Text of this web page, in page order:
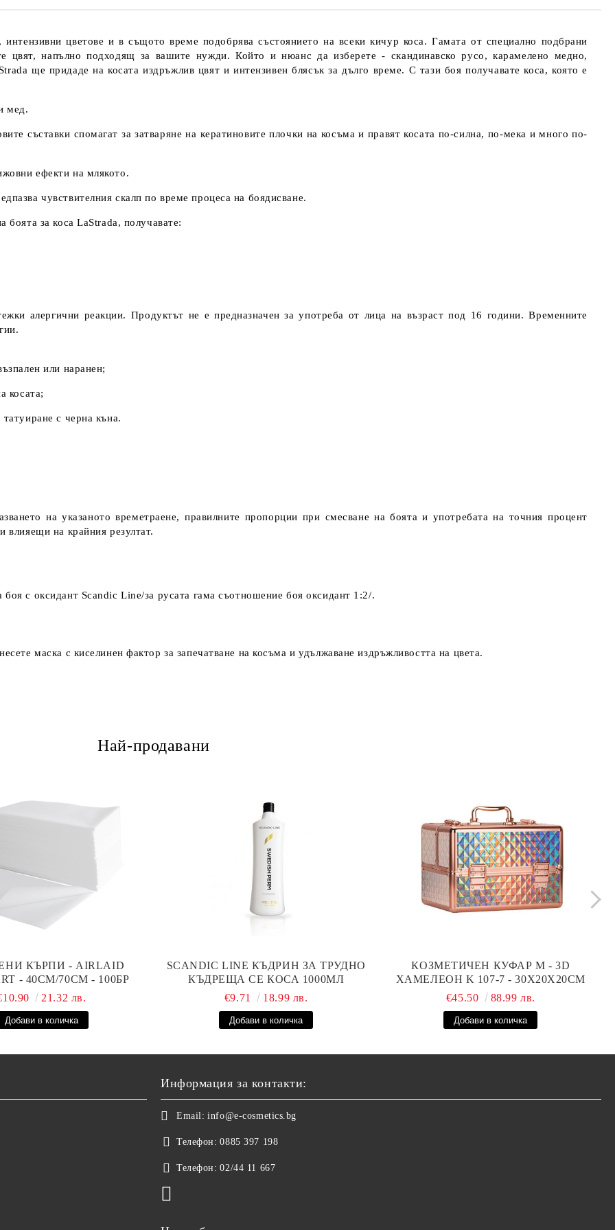
цветове и в същото време подобрява състоянието на всеки кичур коса. Гамата от специално подбрани
цвят, напълно подходящ за вашите нужди. Който и нюанс да изберете - скандинавско русо, карамелено медно,
ще придаде на косата издръжлив цвят и интензивен блясък за дълго време. С тази боя получавате коса, която е
мед.
съставки спомагат за затваряне на кератиновите плочки на косъма и правят косата по-силна, по-мека и много по-
ефекти на млякото.
чувствителния скалп по време процеса на боядисване.
боята за коса LaStrada, получавате:
алергични реакции. Продуктът не е предназначен за употреба от лица на възраст под 16 години. Временните
или наранен;
косата;
с черна къна.
на указаното времетраене, правилните пропорции при смесване на боята и употребата на точния процент
влияещи на крайния резултат.
с оксидант Scandic Line/за русата гама съотношение боя оксидант 1:2/.
маска с киселинен фактор за запечатване на косъма и удължаване издръжливостта на цвета.
Най-продавани
КЪРПИ - AIRLAID
- 40СМ/70СМ - 100БР
21.32 лв.
SCANDIC LINE КЪДРИН ЗА ТРУДНО
КЪДРЕЩА СЕ КОСА 1000МЛ
€9.71
18.99 лв.
КОЗМЕТИЧЕН КУФАР М - 3D
ХАМЕЛЕОН K 107-7 - 30X20X20СМ
€45.50
88.99 лв.
Информация за контакти:
Email: info@e-cosmetics.bg
Телефон: 0885 397 198
Телефон: 02/44 11 667